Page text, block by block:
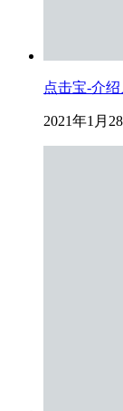
点击宝-介
2021年1月